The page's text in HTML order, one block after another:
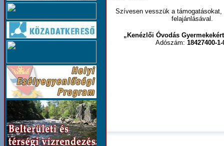
Szívesen vesszük a támogatásokat,
felajánlásával.
„Kenézlői Óvodás
Adószám: 18427400-1-